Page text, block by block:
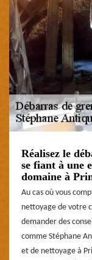
Réalisez le
se fiant à une
domaine à
Au cas où vous
nettoyage de votre
demander des
comme Stéphane
et de nettoyage à